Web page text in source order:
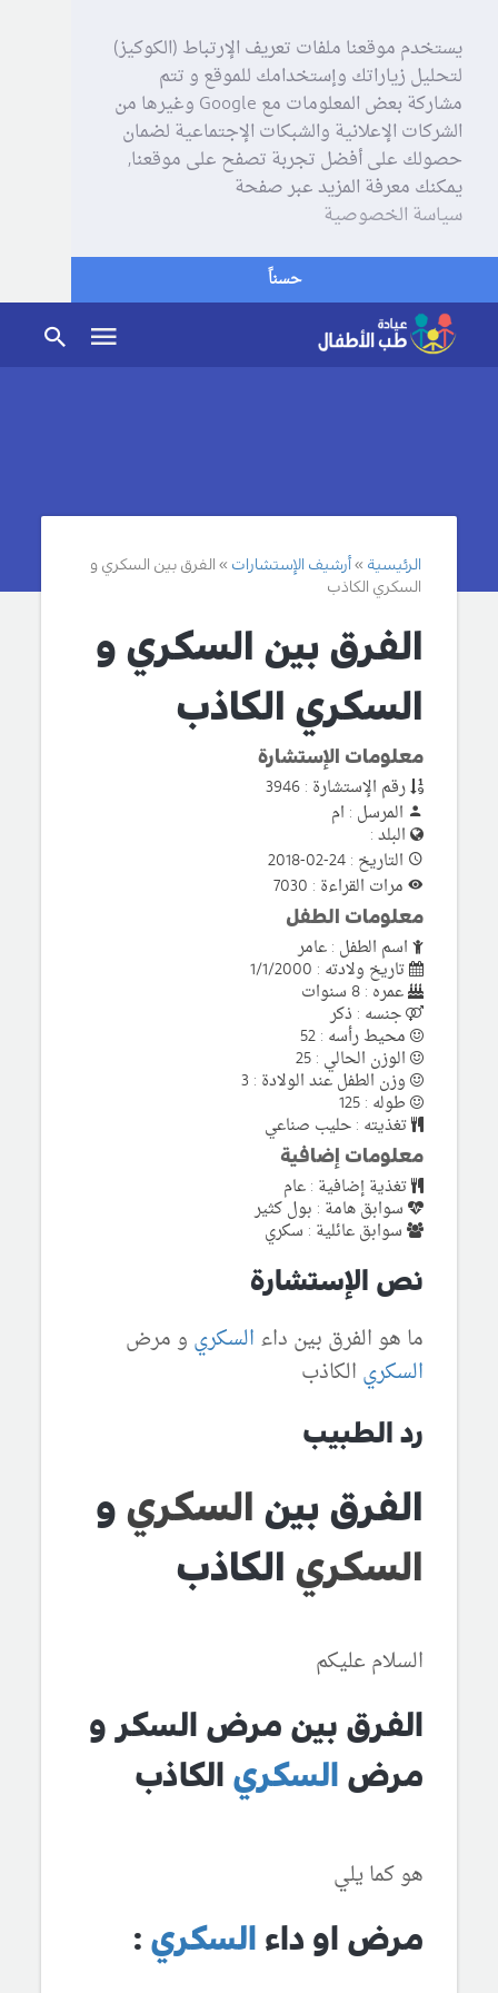
يستخدم موقعنا ملفات تعريف الإرتباط (الكوكيز)
لتحليل زياراتك وإستخدامك للموقع و تتم
مشاركة بعض المعلومات مع Google وغيرها من
الشركات الإعلانية والشبكات الإجتماعية لضمان
حصولك على أفضل تجربة تصفح على موقعنا,
يمكنك معرفة المزيد عبر صفحة
سياسة الخصوصية
حسناً
الرئيسية أرشيف الإستشارات
الفرق بين السكري و
السكري الكاذب
الفرق بين السكري و
السكري الكاذب
معلومات الإستشارة
رقم الإستشارة : 3946
المرسل : ام
البلد :
التاريخ : 24-02-2018
مرات القراءة : 7030
معلومات الطفل
اسم الطفل : عامر
تاريخ ولادته : 1/1/2000
عمره : 8 سنوات
جنسه : ذكر
محيط رأسه : 52
الوزن الحالي : 25
وزن الطفل عند الولادة : 3
طوله : 125
تغذيته : حليب صناعي
معلومات إضافية
تغذية إضافية : عام
سوابق هامة : بول كثير
سوابق عائلية : سكري
نص الإستشارة
ما هو الفرق بين داء السكري و مرض
السكري الكاذب
رد الطبيب
الفرق بين السكري و
السكري الكاذب
السلام عليكم
الفرق بين مرض السكر و
مرض السكري الكاذب
هو كما يلي
مرض او داء السكري :